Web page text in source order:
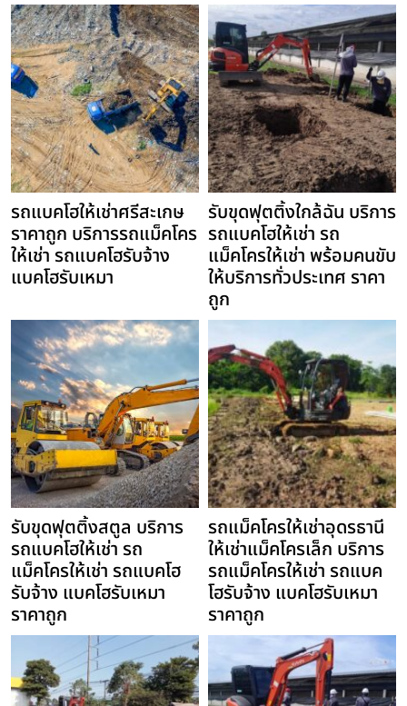
รถแบคโฮให้เช่าศรีสะเกษ
ราคาถูก บริการรถแม็คโคร
ให้เช่า รถแบคโฮรับจ้าง
แบคโฮรับเหมา
รับขุดฟุตติ้งใกล้ฉัน บริการ
รถแบคโฮให้เช่า รถ
แม็คโครให้เช่า พร้อมคนขับ
ให้บริการทั่วประเทศ ราคา
ถูก
รับขุดฟุตติ้งสตูล บริการ
รถแบคโฮให้เช่า รถ
แม็คโครให้เช่า รถแบคโฮ
รับจ้าง แบคโฮรับเหมา
ราคาถูก
รถแม็คโครให้เช่าอุดรธานี
ให้เช่าแม็คโครเล็ก บริการ
รถแม็คโครให้เช่า รถแบค
โฮรับจ้าง แบคโฮรับเหมา
ราคาถูก